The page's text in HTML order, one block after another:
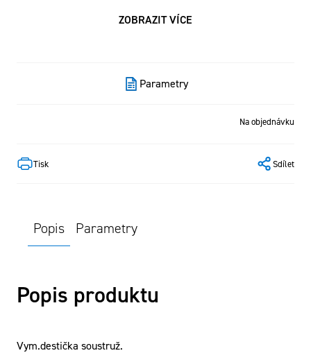
ZOBRAZIT VÍCE
Tisk Sdílet
Na objednávku
Parametry
Popis Parametry
Popis produktu
Vym.destička soustruž.